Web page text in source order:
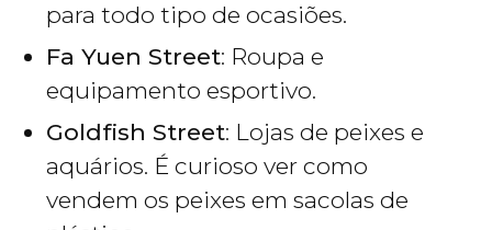
para todo tipo de ocasiões.
Fa Yuen Street: Roupa e
equipamento esportivo.
Goldfish Street: Lojas de peixes e
aquários. É curioso ver como
vendem os peixes em sacolas de